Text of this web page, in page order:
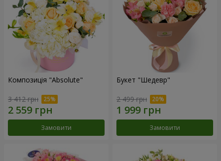
Композиція "Absolute"
3 412 грн
Замовити
Букет "Шедевр"
2 499 грн
Замовити